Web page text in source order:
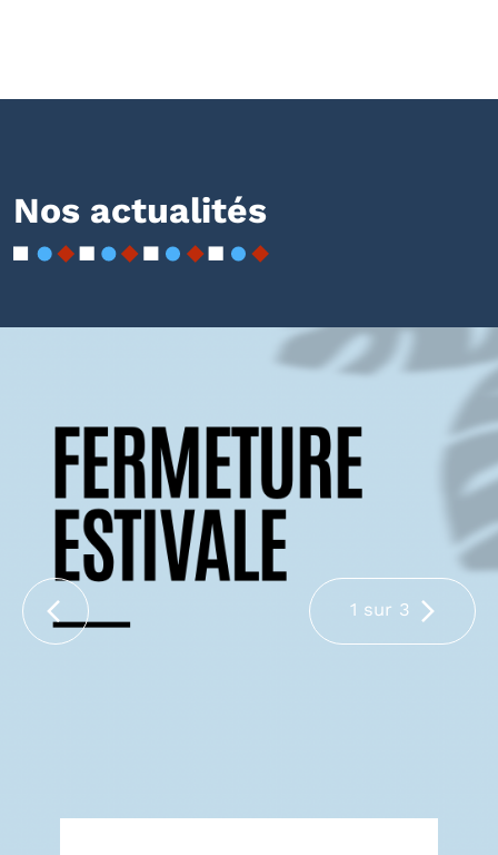
Nos actualités
1 sur 3